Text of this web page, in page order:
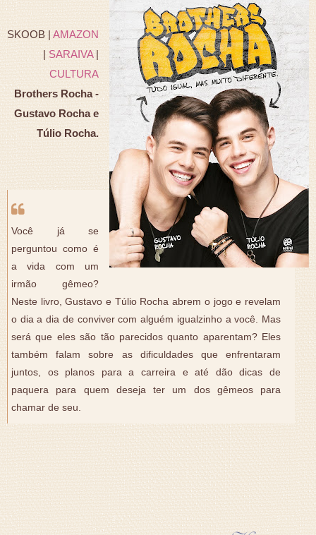
SKOOB | AMAZON
|SARAIVA|
CULTURA
Brothers Rocha -
Gustavo Rocha e
Túlio Rocha.
Você já se
perguntou como é
a vida com um
irmão gêmeo?
Neste livro, Gustavo e Túlio Rocha abrem o jogo e revelam
o dia a dia de conviver com alguém igualzinho a você. Mas
será que eles são tão parecidos quanto aparentam? Eles
também falam sobre as dificuldades que enfrentaram
juntos, os planos para a carreira e até dão dicas de
paquera para quem deseja ter um dos gêmeos para
chamar de seu.